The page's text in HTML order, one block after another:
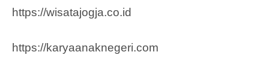
https://wisatajogja.co.id
https://karyaanaknegeri.com